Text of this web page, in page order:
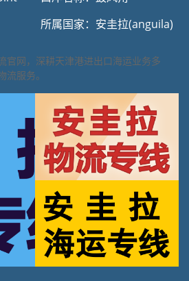
所属国家：安圭拉(anguila)
官网，深耕天津港进出口海运业务多
服务。